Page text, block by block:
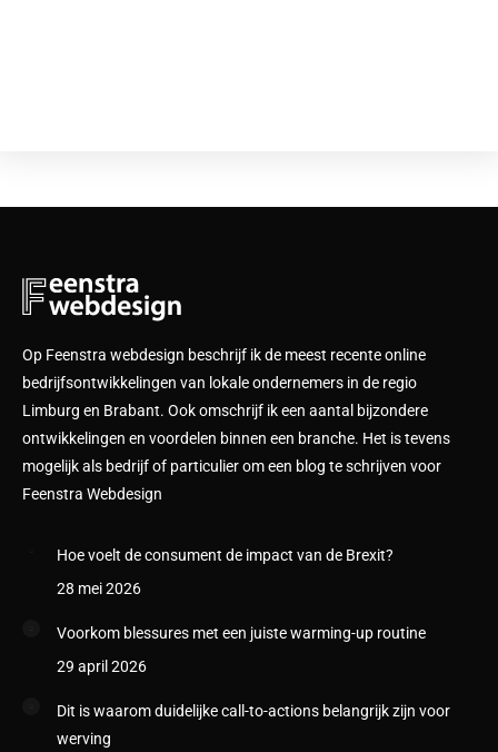
Op Feenstra webdesign beschrijf ik de meest recente online
bedrijfsontwikkelingen van lokale ondernemers in de regio
Limburg en Brabant. Ook omschrijf ik een aantal bijzondere
ontwikkelingen en voordelen binnen een branche. Het is tevens
mogelijk als bedrijf of particulier om een blog te schrijven voor
Feenstra Webdesign
Hoe voelt de consument de impact van de Brexit?
28 mei 2026
Voorkom blessures met een juiste warming-up routine
29 april 2026
Dit is waarom duidelijke call-to-actions belangrijk zijn voor
werving